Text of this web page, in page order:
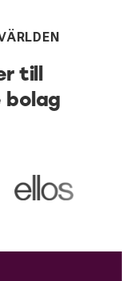
till
bolag